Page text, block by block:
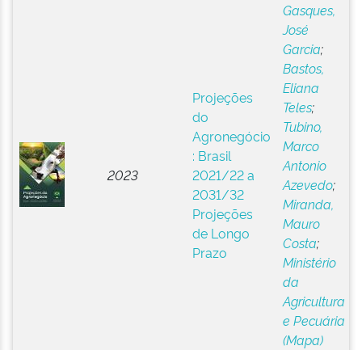
2023
Projeções
do
Agronegócio
: Brasil
2021/22 a
2031/32
Projeções
de Longo
Prazo
Gasques,
José
Garcia;
Bastos,
Eliana
Teles;
Tubino,
Marco
Antonio
Azevedo;
Miranda,
Mauro
Costa;
Ministério
da
Agricultura
e Pecuária
(Mapa)